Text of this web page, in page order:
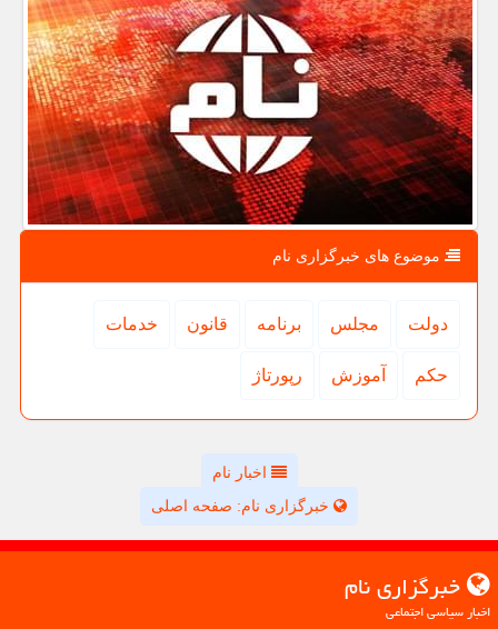
موضوع های خبرگزاری نام
دولت مجلس برنامه قانون خدمات
حكم آموزش رپورتاژ
اخبار نام
خبرگزاری نام: صفحه اصلی
خبرگزاری نام
اخبار سیاسی اجتماعی